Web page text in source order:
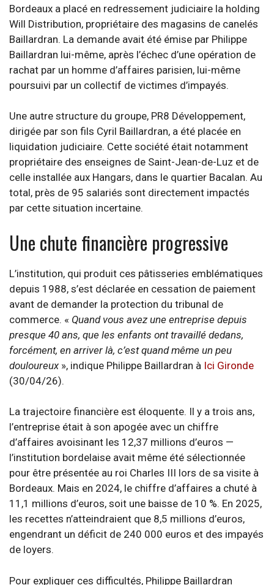
Bordeaux a placé en redressement judiciaire la holding
Will Distribution, propriétaire des magasins de canelés
Baillardran. La demande avait été émise par Philippe
Baillardran lui-même, après l’échec d’une opération de
rachat par un homme d’affaires parisien, lui-même
poursuivi par un collectif de victimes d’impayés.
Une autre structure du groupe, PR8 Développement,
dirigée par son fils Cyril Baillardran, a été placée en
liquidation judiciaire. Cette société était notamment
propriétaire des enseignes de Saint-Jean-de-Luz et de
celle installée aux Hangars, dans le quartier Bacalan. Au
total, près de 95 salariés sont directement impactés
par cette situation incertaine.
Une chute financière progressive
L’institution, qui produit ces pâtisseries emblématiques
depuis 1988, s’est déclarée en cessation de paiement
avant de demander la protection du tribunal de
commerce. « Quand vous avez une entreprise depuis
presque 40 ans, que les enfants ont travaillé dedans,
forcément, en arriver là, c’est quand même un peu
douloureux », indique Philippe Baillardran à Ici Gironde
(30/04/26).
La trajectoire financière est éloquente. Il y a trois ans,
l’entreprise était à son apogée avec un chiffre
d’affaires avoisinant les 12,37 millions d’euros —
l’institution bordelaise avait même été sélectionnée
pour être présentée au roi Charles III lors de sa visite à
Bordeaux. Mais en 2024, le chiffre d’affaires a chuté à
11,1 millions d’euros, soit une baisse de 10 %. En 2025,
les recettes n’atteindraient que 8,5 millions d’euros,
engendrant un déficit de 240 000 euros et des impayés
de loyers.
Pour expliquer ces difficultés, Philippe Baillardran